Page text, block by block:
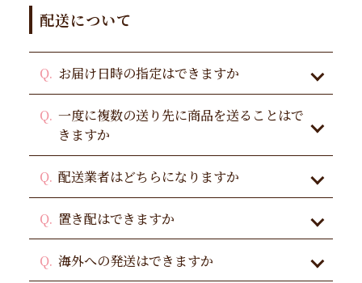
配送について
お届け日時の指定はできますか
一度に複数の送り先に商品を送ることはで
きますか
配送業者はどちらになりますか
置き配はできますか
海外への発送はできますか